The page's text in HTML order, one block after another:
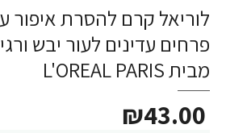
לוריאל קרם להסרת איפור
מבית L'OREAL PARIS
₪43.00